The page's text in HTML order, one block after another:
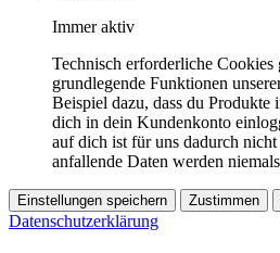
Immer aktiv
Technisch erforderliche Cookies
grundlegende Funktionen
Beispiel dazu, dass du Produkte
dich in dein Kundenkonto
auf dich ist für uns dadurch
anfallende Daten werden
Einstellungen speichern Zustimmen
Datenschutzerklärung